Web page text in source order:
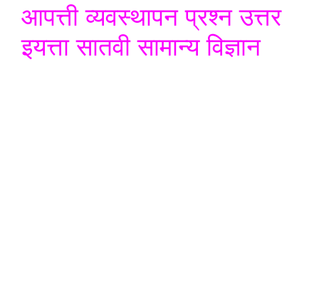
आपत्ती व्यवस्थापन प्रश्न उत्तर
इयत्ता सातवी सामान्य विज्ञान